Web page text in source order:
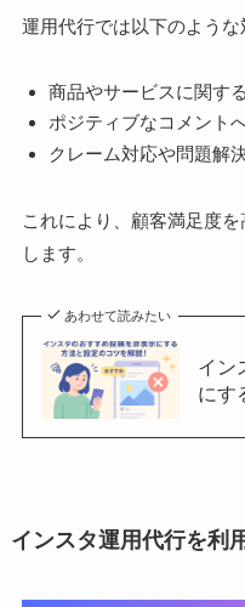
運用代行では以下のような
商品やサービスに関す
ポジティブなコメント
クレーム対応や問題解
これにより、顧客満足度
します。
あわせて読みたい
イン
にす
インスタ運用代行を利